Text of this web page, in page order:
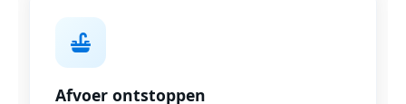
Afvoer ontstoppen